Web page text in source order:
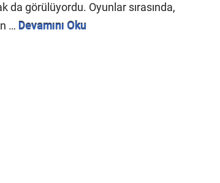
da görülüyordu. Oyunlar sırasında,
… Devamını Oku